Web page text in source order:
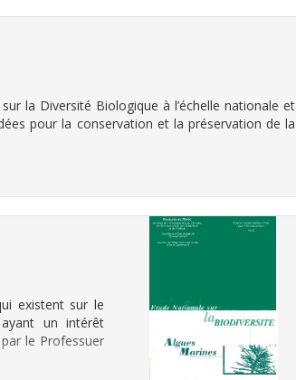
la Diversité Biologique à l’échelle nationale et
pour la conservation et la préservation de la
existent sur le
un intérêt
le Professuer